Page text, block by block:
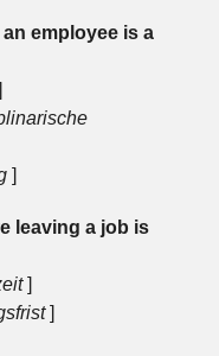
employee is a
]
leaving a job is
]
]